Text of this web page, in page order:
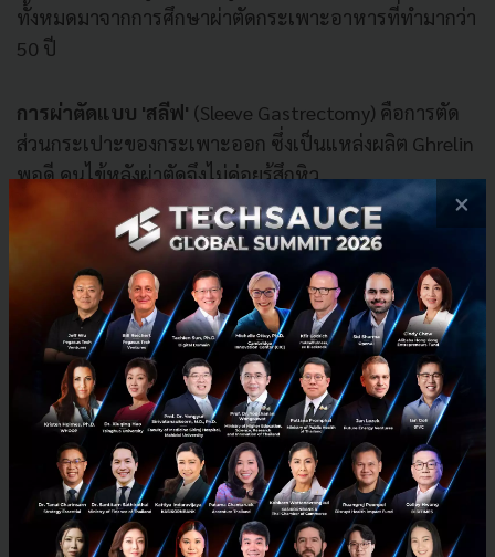
ทั้งหมดมาจากการศึกษาผ่าตัดกระเพาะอาหารที่ทำมากว่า
50 ปี
การผ่าตัดแบบ 'สลีฟ' (Sleeve Gastrectomy) คือการตัด
ส่วนกระเปาะของกระเพาะออก ซึ่งเป็นแหล่งผลิต Ghrelin
พอดี คนไข้หลังผ่าตัดจึงไม่ค่อยรู้สึกหิว
ส่วนการผ่าตัดแบบ'บายพาส' (Gastric Bypass
GLP-1 สูงขึ้น ผลลัพธ์คือน้ำหนักลดได้ 30-40% ของน้ำ
หนักเดิม มากกว่าที่ยาปัจจุบันทำได้
แต่ไม่ใช่ใครจะผ่าตัดก็ได้ ต้องมีข้อบ่งชี้ชัดเจน ต้องได้รับ
การดูแลจากทีมสหสาขาวิชาชีพอย่างน้อย 6 เดือนก่อน
ผ่าตัด และต้องติดตามหลังผ่าตัดตลอดชีวิต ข่าวดีคือ
ปัจจุบันทุกสิทธิ์การรักษาในไทย ทั้งข้าราชการ ประกัน
สังคม และหลักประกันสุขภาพถ้วนหน้า ครอบคลุมการ
ผ่าตัดนี้แล้ว ถ้าเข้าเกณฑ์
×